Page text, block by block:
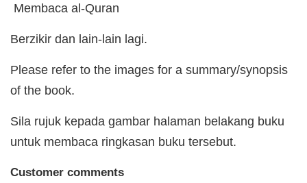
Membaca al-Quran
Berzikir dan lain-lain lagi.
Please refer to the images for a summary/synopsis
of the book.
Sila rujuk kepada gambar halaman belakang buku
untuk membaca ringkasan buku tersebut.
Customer comments